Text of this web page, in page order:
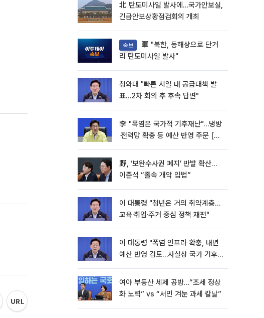
北 탄도미사일 발사에…국가안보실,
긴급안보상황점검회의 개최
속보
리 탄도미사일 발사"
청와대 "빠른 시일 내 공급대책 발
표…2차 회의 후 후속 답변"
李 "폭염은 국가적 기후재난"…냉방
·전력망 확충 등 예산 반영 주문 [종
野, ‘보완수사권 폐지’ 반발 확산…
이준석 “졸속 개악 입법”
이 대통령 "청년은 거의 취약계층…
교육·취업·주거 중심 정책 재편"
이 대통령 "폭염 인프라 확충, 내년
예산 반영 검토…사실상 국가 기후
여야 부동산 세제 공방…“조세 정상
화 노력” vs “서민 겨눈 과세 칼날”